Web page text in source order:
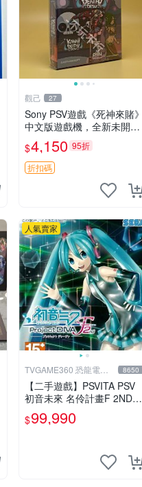
觀己 27
Sony PSV遊戲《死神來賭》
中文版遊戲機，全新未開封
嚴選品，拍前詳談 死神來賭
Sony 測試玩
$4,150 95折
折扣碼
人氣賣家
TVGAME360 恐龍電玩- 8650
【二手遊戲】PSVITA PSV
初音未來 名伶計畫F 2ND P
ROJECT DIVA F 2ND 日文
版 台中恐龍
$99,990